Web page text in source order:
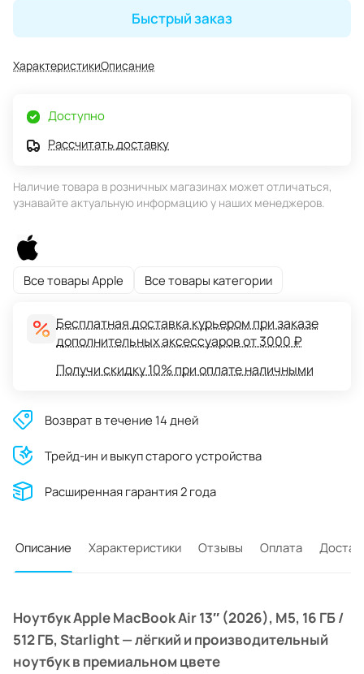
Быстрый заказ
ХарактеристикиОписание
Доступно
Рассчитать доставку
Наличие товара в розничных магазинах может отличаться,
узнавайте актуальную информацию у наших менеджеров.
Все товары Apple Все товары категории
Бесплатная доставка курьером при заказе
дополнительных аксессуаров от 3000 ₽
Получи скидку 10% при оплате наличными
Возврат в течение 14 дней
Трейд-ин и выкуп старого устройства
Расширенная гарантия 2 года
Описание Характеристики Отзывы Оплата
Ноутбук Apple MacBook Air 13″ (2026), M5, 16 ГБ /
512 ГБ, Starlight — лёгкий и производительный
ноутбук в премиальном цвете